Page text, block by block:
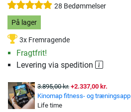
28 Bedømmelser
På lager
3x Fremragende
Fragtfrit!
Levering via spedition
3.895,00 kr. +2.337,00 kr.
Kinomap fitness- og træningsapp
Life time